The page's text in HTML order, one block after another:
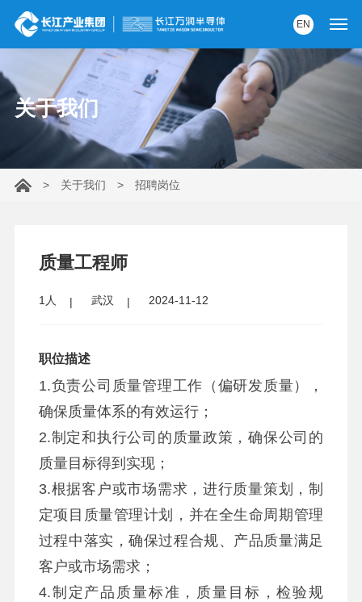
产品中心
服务支持
关于我们
内部AI助手
EN
关于我们
> 关于我们 > 招聘岗位
质量工程师
1人 武汉 2024-11-12
职位描述
1.负责公司质量管理工作（偏研发质量），
确保质量体系的有效运行；
2.制定和执行公司的质量政策，确保公司的
质量目标得到实现；
3.根据客户或市场需求，进行质量策划，制
定项目质量管理计划，并在全生命周期管理
过程中落实，确保过程合规、产品质量满足
客户或市场需求；
4.制定产品质量标准，质量目标，检验规